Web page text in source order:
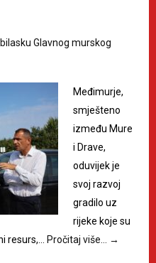
Glavnog murskog
Međimurje,
smješteno
između Mure
i Drave,
oduvijek je
svoj razvoj
gradilo uz
rijeke koje su
resurs,… Pročitaj više… →